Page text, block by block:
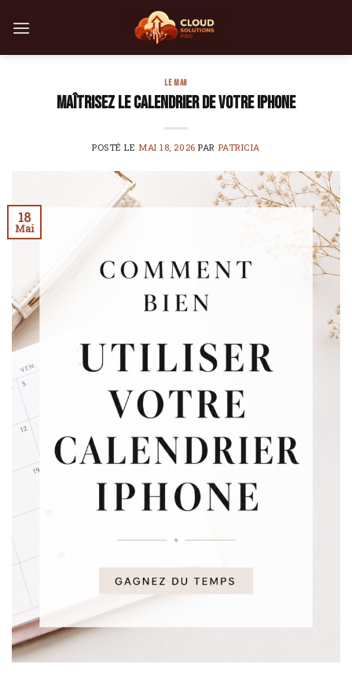
LE MAG
Maîtrisez le calendrier de votre iPhone
POSTÉ LE MAI 18, 2026 PAR PATRICIA
18
Mai